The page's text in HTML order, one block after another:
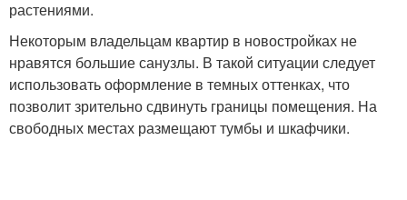
растениями.
Некоторым владельцам квартир в новостройках не
нравятся большие санузлы. В такой ситуации следует
использовать оформление в темных оттенках, что
позволит зрительно сдвинуть границы помещения. На
свободных местах размещают тумбы и шкафчики.